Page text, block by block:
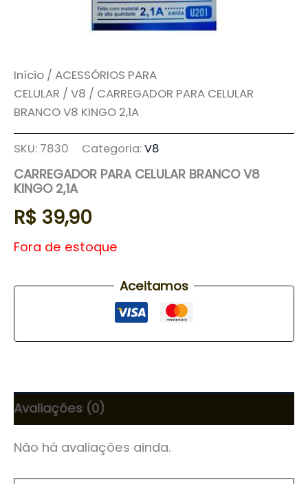
Início / ACESSÓRIOS PARA
CELULAR / V8 / CARREGADOR PARA CELULAR
BRANCO V8 KINGO 2,1A
SKU: 7830 Categoria:V8
CARREGADOR PARA CELULAR BRANCO V8
KINGO 2,1A
R$ 39,90
Fora de estoque
Aceitamos
Avaliações (0)
Não há avaliações ainda.